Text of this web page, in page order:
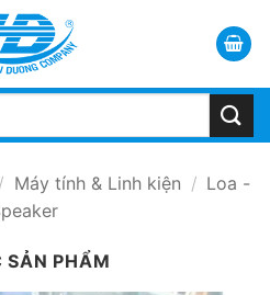
/ Máy tính & Linh kiện / Loa -
SẢN PHẨM